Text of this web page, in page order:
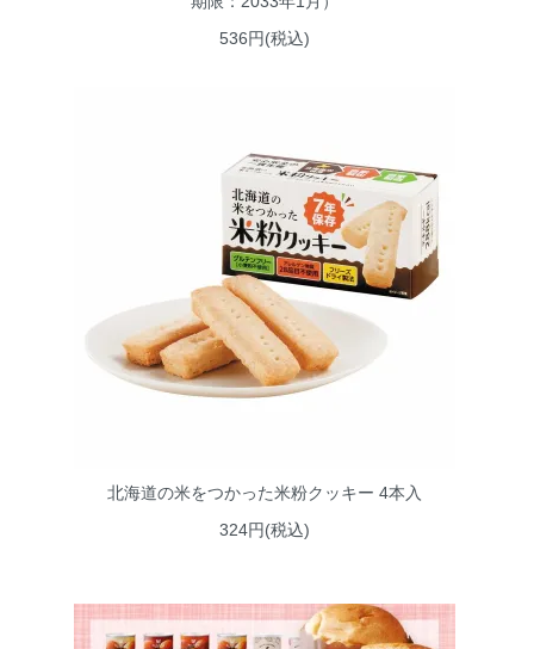
536円(税込)
北海道の米をつかった米粉クッキー 4本入
324円(税込)